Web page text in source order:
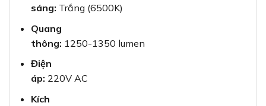
sáng: Trắng (6500K)
Quang
thông: 1250-1350 lumen
Điện
áp: 220V AC
Kích